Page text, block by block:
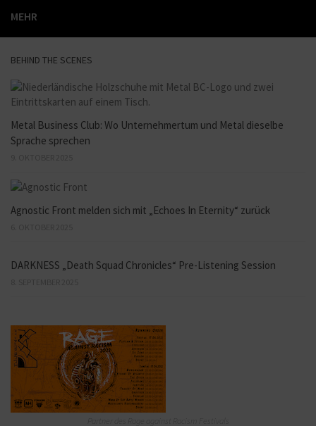
MEHR
BEHIND THE SCENES
Metal Business Club: Wo Unternehmertum und Metal dieselbe
Sprache sprechen
Agnostic Front melden sich mit „Echoes In Eternity“ zurück
DARKNESS „Death Squad Chronicles“ Pre-Listening Session